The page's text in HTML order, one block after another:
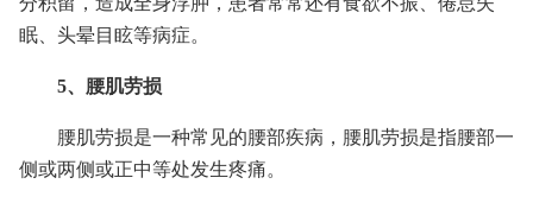
眠、头晕目眩等病症。
5、腰肌劳损
腰肌劳损是一种常见的腰部疾病，腰肌劳损是指腰部一
侧或两侧或正中等处发生疼痛。